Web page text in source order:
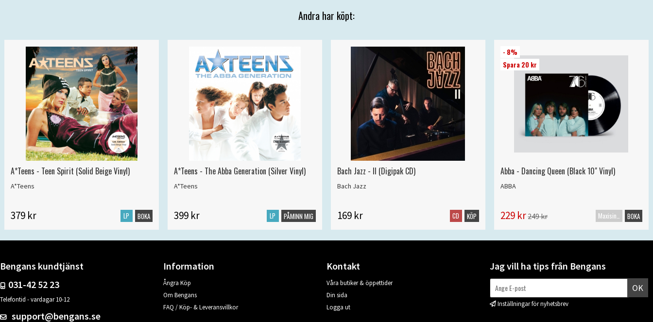
Andra har köpt:
A*Teens - Teen Spirit (Solid Beige Vinyl)
A*Teens
379 kr LP BOKA
A*Teens - The Abba Generation (Silver Vinyl)
A*Teens
399 kr LP PÅMINN MIG
Bach Jazz - II (Digipak CD)
Bach Jazz
169 kr CD KÖP
- 8%
Spara 20 kr
Abba - Dancing Queen (Black 10" Vinyl)
ABBA
229 kr249 kr Maxisingel BOKA
Bengans kundtjänst
031-42 52 23
Telefontid - vardagar 10-12
support@bengans.se
Information
Ångra Köp
Om Bengans
FAQ / Köp- & Leveransvillkor
Kontakt
Våra butiker & öppettider
Din sida
Logga ut
Jag vill ha tips från Bengans
OK
Inställningar för nyhetsbrev